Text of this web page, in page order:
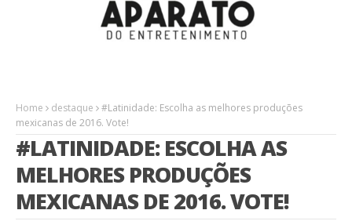
Home destaque
#Latinidade: Escolha as melhores produções
mexicanas de 2016. Vote!
#LATINIDADE: ESCOLHA AS
MELHORES PRODUÇÕES
MEXICANAS DE 2016. VOTE!